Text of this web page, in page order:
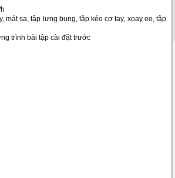
mát sa, tập lưng bụng, tập kéo cơ tay, xoay eo, tập
trình bài tập cài đặt trước